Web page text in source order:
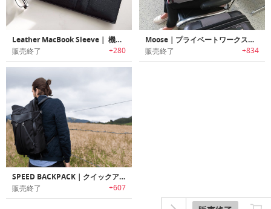
Leather MacBook Sleeve｜ 機能的な3つのポケットがついた高級レザー製MacBook用スリーブ
販売終了 +280
Moose｜プライベートワークステーションになるノートPCバッグ「ムース」
販売終了 +834
SPEED BACKPACK｜クイックアクセステクノロジー搭載バックパック「スピードバックパック」
販売終了 +607